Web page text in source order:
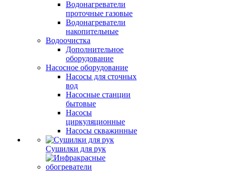
Водонагреватели
проточные газовые
Водонагреватели
накопительные
Водоочистка
Дополнительное
оборудование
Насосное оборудование
Насосы для сточных
вод
Насосные станции
бытовые
Насосы
циркуляционные
Насосы скважинные
Сушилки для рук